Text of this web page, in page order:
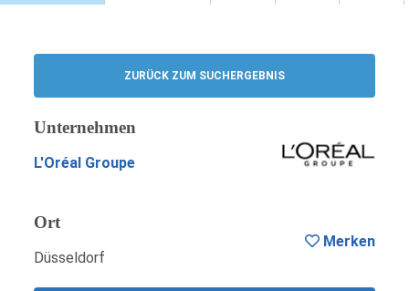
ZURÜCK ZUM SUCHERGEBNIS
Unternehmen
L'Oréal Groupe
Ort
Düsseldorf
Merken